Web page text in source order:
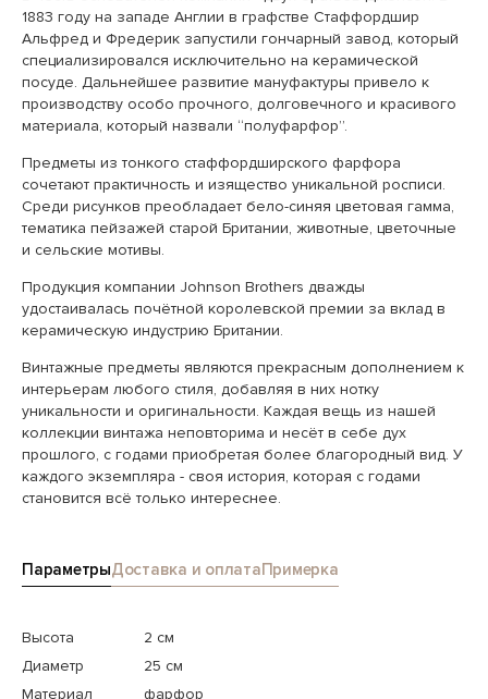
1883 году на западе Англии в графстве Стаффордшир
Альфред и Фредерик запустили гончарный завод, который
специализировался исключительно на керамической
посуде. Дальнейшее развитие мануфактуры привело к
производству особо прочного, долговечного и красивого
материала, который назвали “полуфарфор”.
Предметы из тонкого стаффордширского фарфора
сочетают практичность и изящество уникальной росписи.
Среди рисунков преобладает бело-синяя цветовая гамма,
тематика пейзажей старой Британии, животные, цветочные
и сельские мотивы.
Продукция компании Johnson Brothers дважды
удостаивалась почётной королевской премии за вклад в
керамическую индустрию Британии.
Винтажные предметы являются прекрасным дополнением к
интерьерам любого стиля, добавляя в них нотку
уникальности и оригинальности. Каждая вещь из нашей
коллекции винтажа неповторима и несёт в себе дух
прошлого, с годами приобретая более благородный вид. У
каждого экземпляра - своя история, которая с годами
становится всё только интереснее.
ПараметрыДоставка и оплатаПримерка
Высота
2 см
Диаметр
25 см
Материал
фарфор